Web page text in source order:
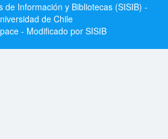
de Información y Bibliotecas (SISIB) -
de Chile
- Modificado por SISIB